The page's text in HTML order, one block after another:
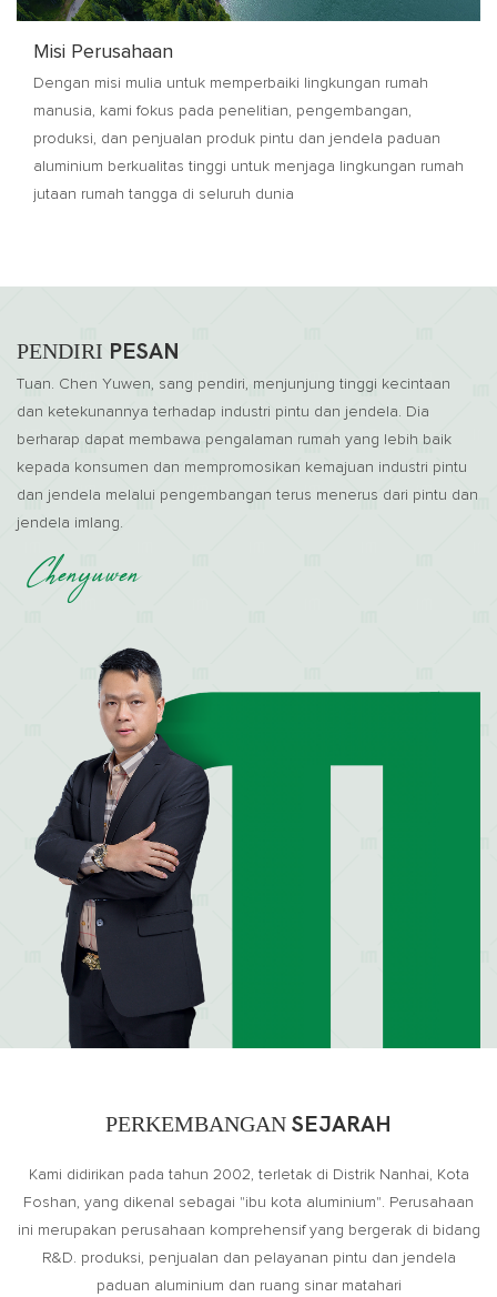
Misi Perusahaan
Dengan misi mulia untuk memperbaiki lingkungan rumah
manusia, kami fokus pada penelitian, pengembangan,
produksi, dan penjualan produk pintu dan jendela paduan
aluminium berkualitas tinggi untuk menjaga lingkungan rumah
jutaan rumah tangga di seluruh dunia
PENDIRI PESAN
Tuan. Chen Yuwen, sang pendiri, menjunjung tinggi kecintaan
dan ketekunannya terhadap industri pintu dan jendela. Dia
berharap dapat membawa pengalaman rumah yang lebih baik
kepada konsumen dan mempromosikan kemajuan industri pintu
dan jendela melalui pengembangan terus menerus dari pintu dan
jendela imlang.
Chenyuwen
PERKEMBANGAN SEJARAH
Kami didirikan pada tahun 2002, terletak di Distrik Nanhai, Kota
Foshan, yang dikenal sebagai "ibu kota aluminium". Perusahaan
ini merupakan perusahaan komprehensif yang bergerak di bidang
R&D. produksi, penjualan dan pelayanan pintu dan jendela
paduan aluminium dan ruang sinar matahari